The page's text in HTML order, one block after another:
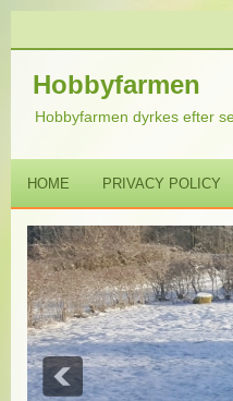
Hobbyfarmen
Hobbyfarmen dyrkes efter
HOME PRIVACY POLICY